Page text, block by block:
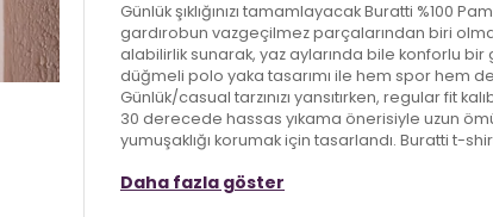
Günlük şıklığınızı tamamlayacak Buratti %100
gardırobun vazgeçilmez parçalarından biri
alabilirlik sunarak, yaz aylarında bile konforlu bir
düğmeli polo yaka tasarımı ile hem spor hem
Günlük/casual tarzınızı yansıtırken, regular fit
30 derecede hassas yıkama önerisiyle uzun
yumuşaklığı korumak için tasarlandı. Buratti t-
Daha fazla göster